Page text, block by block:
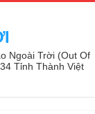
Ngoài Trời (Out Of
Tỉnh Thành Việt